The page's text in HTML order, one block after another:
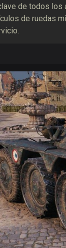
de todos los
de ruedas